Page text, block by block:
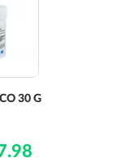
30 G